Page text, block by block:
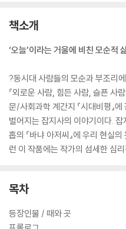
책소개
‘오늘’이라는 거울에 비친 모순적
?동시대 사람들의 모순과 부조리
『외로운 사람, 힘든 사람, 슬픈 사
문/사회과학 계간지 『시대비평』
벌어지는 잡지사의 이야기이다.
홉의 『바냐 아저씨』에 우리 현실
런 이 작품에는 작가의 섬세한 심
목차
등장인물 / 때와 곳